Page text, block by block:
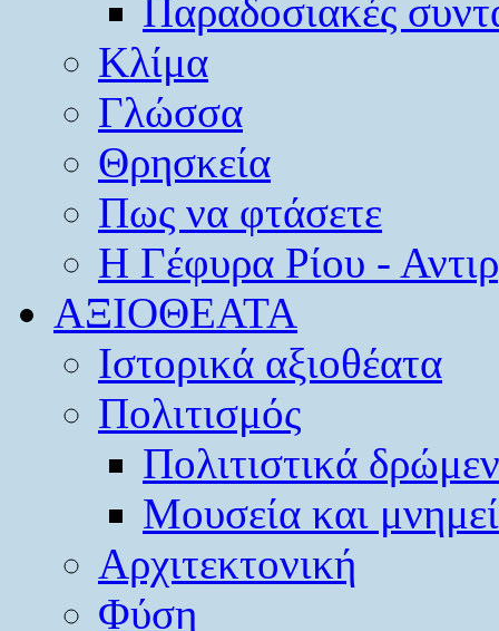
Παραδοσιακές
Κλίμα
Γλώσσα
Θρησκεία
Πως να φτάσετε
Η Γέφυρα Ρίου -
ΑΞΙΟΘΕΑΤΑ
Ιστορικά αξιοθέατα
Πολιτισμός
Πολιτιστικά
Μουσεία και
Αρχιτεκτονική
Φύση